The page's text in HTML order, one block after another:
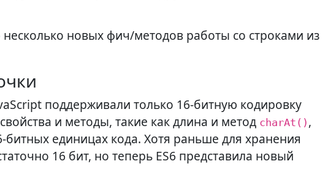
новых фич/методов работы со строками из
поддерживали только 16-битную кодировку
и методы, такие как длина и метод charAt() ,
единицах кода. Хотя раньше для хранения
16 бит, но теперь ES6 представила новый